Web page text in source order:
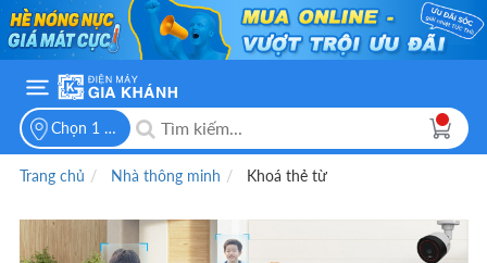
Chọn 1 vị trí để xem giá bán
Trang chủ Nhà thông minh Khoá thẻ từ